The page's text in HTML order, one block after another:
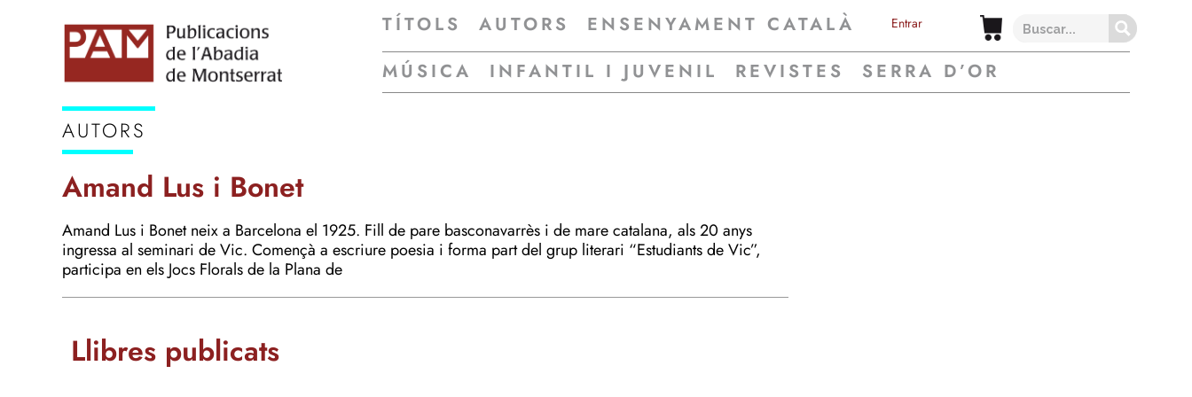
TÍTOLS AUTORS ENSENYAMENT CATALÀ Entrar
MÚSICA INFANTIL I JUVENIL REVISTES SERRA D’OR
AUTORS
Amand Lus i Bonet
Amand Lus i Bonet neix a Barcelona el 1925. Fill de pare basconavarrès i de mare catalana, als 20 anys
ingressa al seminari de Vic. Començà a escriure poesia i forma part del grup literari “Estudiants de Vic”,
participa en els Jocs Florals de la Plana de
Llibres publicats